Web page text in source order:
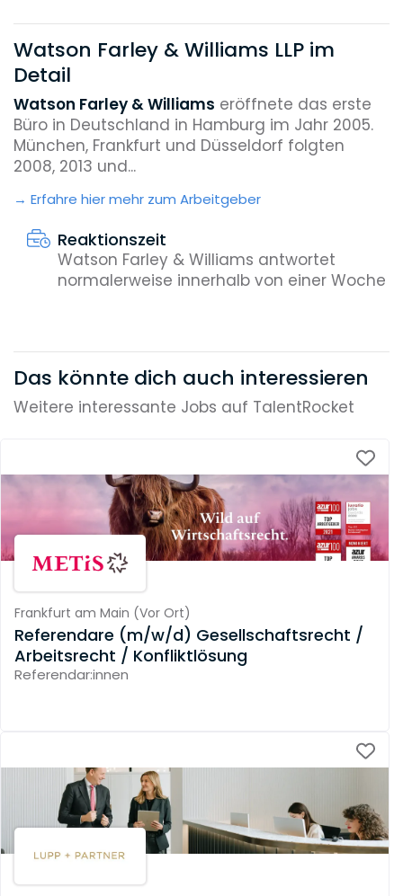
Watson Farley & Williams LLP im
Detail
Watson Farley & Williams eröffnete das erste
Büro in Deutschland in Hamburg im Jahr 2005.
München, Frankfurt und Düsseldorf folgten
2008, 2013 und...
Erfahre hier mehr zum Arbeitgeber
Reaktionszeit
Watson Farley & Williams antwortet
normalerweise innerhalb von einer Woche
Das könnte dich auch interessieren
Weitere interessante Jobs auf TalentRocket
Frankfurt am Main (Vor Ort)
Referendare (m/w/d) Gesellschaftsrecht /
Arbeitsrecht / Konfliktlösung
Referendar:innen